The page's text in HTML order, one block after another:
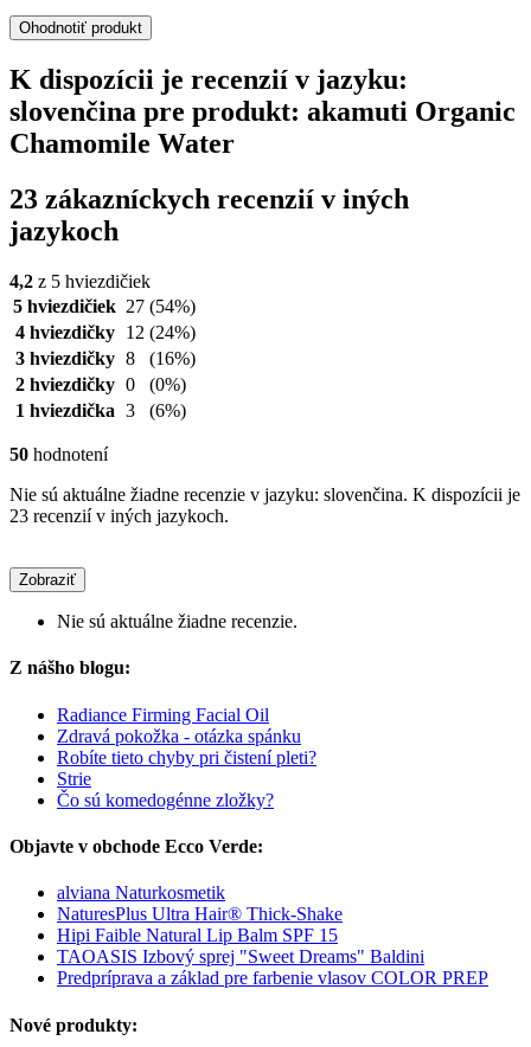
Ohodnotiť produkt
K dispozícii je recenzií v jazyku:
slovenčina pre produkt: akamuti Organic
Chamomile Water
23 zákazníckych recenzií v iných
jazykoch
4,2 z 5 hviezdičiek
5 hviezdičiek 27 (54%)
4 hviezdičky
12 (24%)
3 hviezdičky 8
(16%)
2 hviezdičky 0
(0%)
1 hviezdička 3 (6%)
50 hodnotení
Nie sú aktuálne žiadne recenzie v jazyku: slovenčina. K dispozícii je
23 recenzií v iných jazykoch.
Zobraziť
Nie sú aktuálne žiadne recenzie.
Z nášho blogu:
Radiance Firming Facial Oil
Zdravá pokožka - otázka spánku
Robíte tieto chyby pri čistení pleti?
Strie
Čo sú komedogénne zložky?
Objavte v obchode Ecco Verde:
alviana Naturkosmetik
NaturesPlus Ultra Hair® Thick-Shake
Hipi Faible Natural Lip Balm SPF 15
TAOASIS Izbový sprej "Sweet Dreams" Baldini
Predpríprava a základ pre farbenie vlasov COLOR PREP
Nové produkty: